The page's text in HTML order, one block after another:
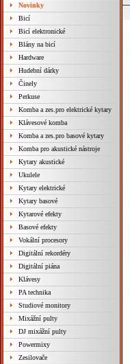
Novinky
Bicí
Bicí elektronické
Blány na bicí
Hardware
Hudební dárky
Činely
Perkuse
Komba a zes.pro elektrické kytary
Klávesové komba
Komba a zes.pro basové kytary
Komba pro akustické nástroje
Kytary akustické
Ukulele
Kytary elektrické
Kytary basové
Kytarové efekty
Basové efekty
Vokální procesory
Digitální rekordéry
Digitální piána
Klávesy
PA technika
Studiové monitory
Mixážní pulty
DJ mixážní pulty
Powermixy
Zesilovače